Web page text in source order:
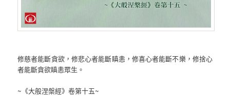
修慈者能斷貪欲，修悲心者能斷瞋恚，修喜心者能斷不樂，修捨心
者能斷貪欲瞋恚眾生。
~《大般涅槃經》卷第十五~